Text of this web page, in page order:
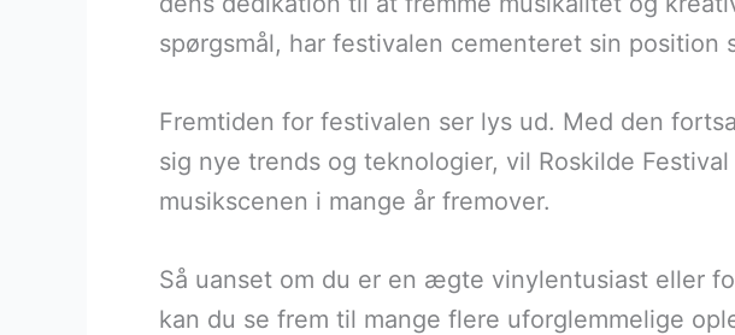
spørgsmål, har festivalen cementeret sin
Fremtiden for festivalen ser lys ud. Med den
sig nye trends og teknologier, vil Roskilde
musikscenen i mange år fremover.
Så uanset om du er en ægte vinylentusiast eller
kan du se frem til mange flere uforglemmelige